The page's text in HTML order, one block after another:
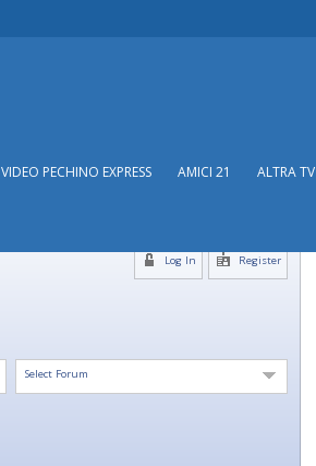
VIDEO PECHINO EXPRESS AMICI 21 ALTRA TV
Register
Log In
Select Forum